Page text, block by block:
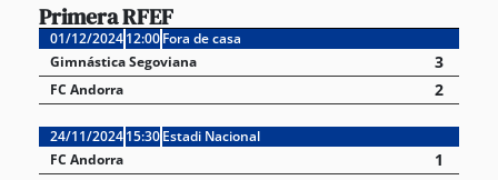
Primera RFEF
01/12/202412:00Fora de casa
Gimnástica Segoviana
3
FC Andorra 2
24/11/202415:30Estadi Nacional
FC Andorra
1